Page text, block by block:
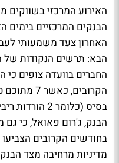
האירוע המרכזי
הבנקים המרכזיים בימים
האחרון צעד משמעותי
החברים בוועדה צופים
בסיס (כלומר
הבנק, ג'רום פאואל, כי
בחודשים הקרובים
מדיניות מרחיבה מצד